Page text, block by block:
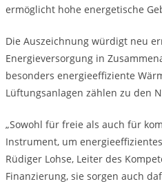
ermöglicht hohe energetische
Die Auszeichnung würdigt neu
Energieversorgung in
besonders energieeffiziente
Lüftungsanlagen zählen zu den
„Sowohl für freie als auch für
Instrument, um
Rüdiger Lohse, Leiter des
Finanzierung, sie sorgen auch